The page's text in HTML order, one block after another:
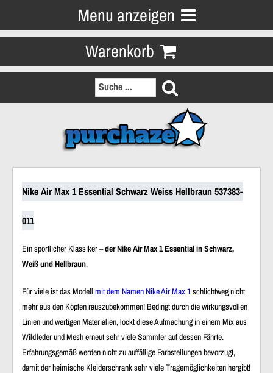
Menu anzeigen
Warenkorb
Nike Air Max 1 Essential Schwarz Weiss Hellbraun 537383-
011
Ein sportlicher Klassiker –der Nike Air Max 1 Essential in Schwarz,
Weiß und Hellbraun.
Für viele ist das Modell mit dem Namen Nike Air Max 1schlichtweg nicht
mehr aus den Köpfen rauszubekommen! Bedingt durch die wirkungsvollen
Linien und wertigen Materialien, lockt diese Aufmachung in einem Mix aus
Wildleder und Mesh erneut sehr viele Sammler auf dessen Fährte.
Erfahrungsgemäß werden nicht zu auffällige Farbstellungen bevorzugt,
damit der heimische Kleiderschrank sehr viele Tragemöglichkeiten hergibt!